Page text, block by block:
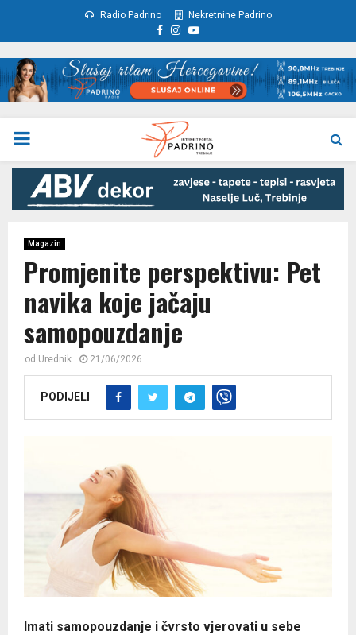
Radio Padrino Nekretnine Padrino
Facebook
Instagram
Youtube
PRIMARY
MENU
Magazin
Promjenite perspektivu: Pet
navika koje jačaju
samopouzdanje
od Urednik 21/06/2026
PODIJELI
Imati samopouzdanje i čvrsto vjerovati u sebe